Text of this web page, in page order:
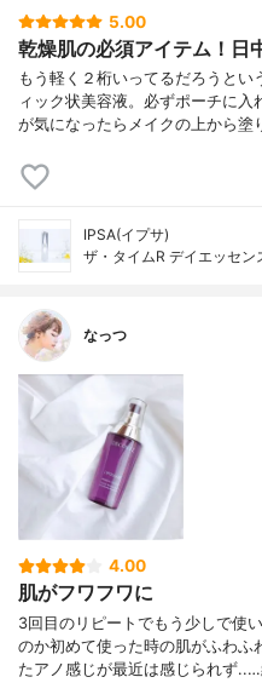
5.00
乾燥肌の必須アイテム！日
もう軽く２桁いってるだろうと
ィック状美容液。必ずポーチに
が気になったらメイクの上から塗
IPSA(イプサ)
ザ・タイムR デイエッセン
なっつ
4.00
肌がフワフワに
3回目のリピートでもう少しで使
のか初めて使った時の肌がふわふ
たアノ感じが最近は感じられず..…